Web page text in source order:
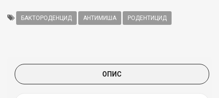
БАКТОРОДЕНЦИД АНТИМИША РОДЕНТИЦИД
ОПИС